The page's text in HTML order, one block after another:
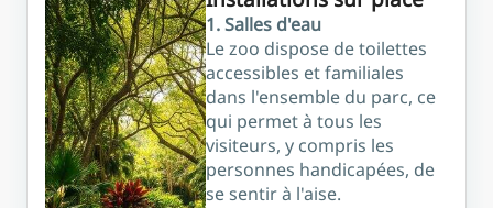
1. Salles d'eau
Le zoo dispose de toilettes
accessibles et familiales
dans l'ensemble du parc, ce
qui permet à tous les
visiteurs, y compris les
personnes handicapées, de
se sentir à l'aise.